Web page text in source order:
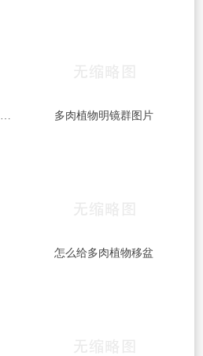
昆明多肉养殖：多肉植物的栽培技巧 多肉植物明镜群图片
怎么给多肉植物移盆